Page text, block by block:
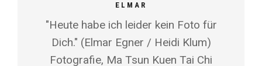
ELMAR
"Heute habe ich leider kein Foto für
Dich." (Elmar Egner / Heidi Klum)
Fotografie, Ma Tsun Kuen Tai Chi